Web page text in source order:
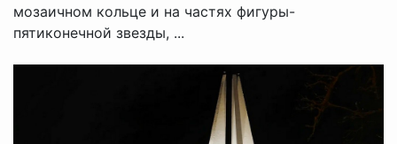
мозаичном кольце и на частях фигуры-
пятиконечной звезды, ...